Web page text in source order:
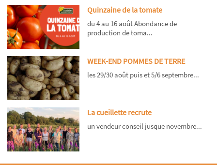
Quinzaine de la tomate
du 4 au 16 août Abondance de
production de toma...
WEEK-END POMMES DE TERRE
les 29/30 août puis et 5/6 septembre...
La cueillette recrute
un vendeur conseil jusque novembre...